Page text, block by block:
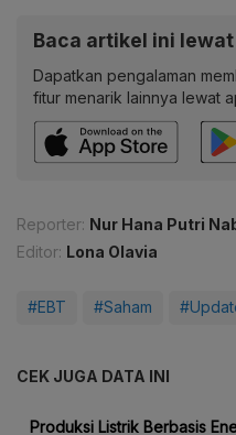
Baca artikel ini
Dapatkan pengalaman
fitur menarik lainnya lewat
Reporter: Nur Hana Putri
Editor: Lona Olavia
#EBT #Saham
CEK JUGA DATA INI